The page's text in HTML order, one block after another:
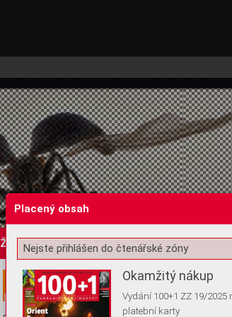
Žádost o souhlas s ukládáním volitelných
Placený obsah
Nejste přihlášen do čtenářské zóny
Okamžitý nákup
Vydání 100+1 ZZ 19/
platební karty